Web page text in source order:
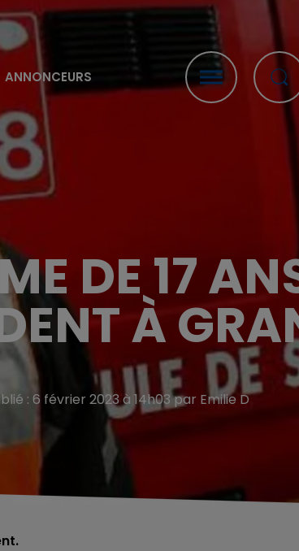
ANNONCEURS
DE 17
À
: 6 février 2023 à 14h03 par Emilie D